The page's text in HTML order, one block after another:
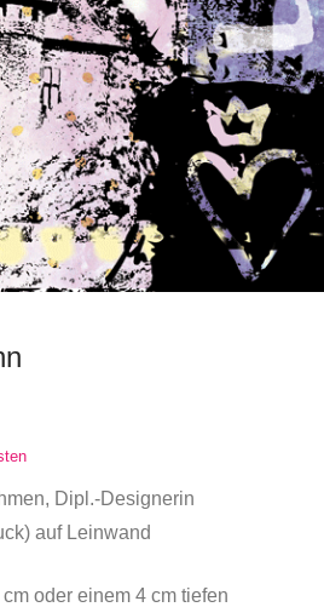
Dipl.-Designerin
auf Leinwand
oder einem 4 cm tiefen